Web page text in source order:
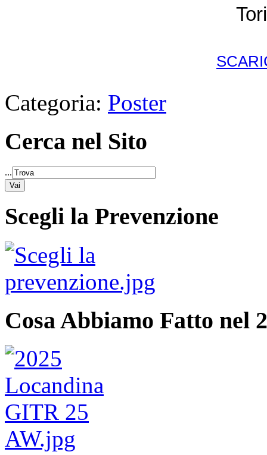
Categoria: Poster
Cerca nel Sito
...
Scegli la Prevenzione
Cosa Abbiamo Fatto nel